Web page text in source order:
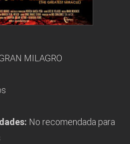
MILAGRO
No recomendada para